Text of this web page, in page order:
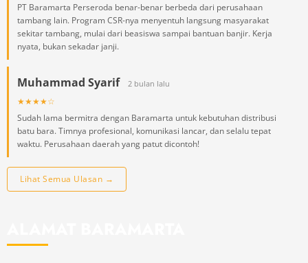
PT Baramarta Perseroda benar-benar berbeda dari perusahaan
tambang lain. Program CSR-nya menyentuh langsung masyarakat
sekitar tambang, mulai dari beasiswa sampai bantuan banjir. Kerja
nyata, bukan sekadar janji.
Muhammad Syarif 2 bulan lalu
★★★★☆
Sudah lama bermitra dengan Baramarta untuk kebutuhan distribusi
batu bara. Timnya profesional, komunikasi lancar, dan selalu tepat
waktu. Perusahaan daerah yang patut dicontoh!
Lihat Semua Ulasan →